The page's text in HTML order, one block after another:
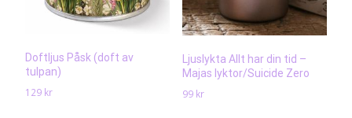
Doftljus Påsk (doft av
tulpan)
129 kr
Ljuslykta Allt har din tid –
Majas lyktor/Suicide Zero
99 kr